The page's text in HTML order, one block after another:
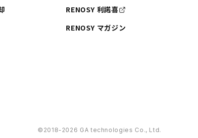
RENOSY 利諾喜
RENOSY マガジン
©︎2018-2026 GA technologies Co., Ltd.